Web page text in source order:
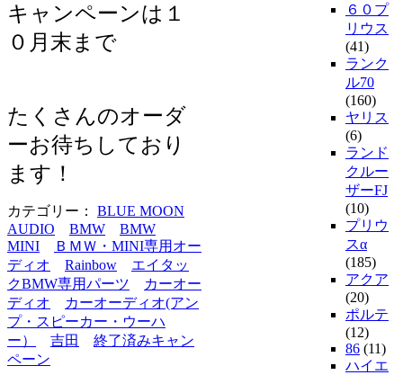
キャンペーンは１
０月末まで
たくさんのオーダ
ーお待ちしており
ます！
カテゴリー：
BLUE MOON
AUDIO
BMW
BMW
MINI
ＢＭＷ・MINI専用オー
ディオ
Rainbow
エイタッ
クBMW専用パーツ
カーオー
ディオ
カーオーディオ(アン
プ・スピーカー・ウーハ
ー）
吉田
終了済みキャン
ペーン
６０プ
リウス
(41)
ランク
ル70
(160)
ヤリス
(6)
ランド
クルー
ザーFJ
(10)
プリウ
スα
(185)
アクア
(20)
ポルテ
(12)
86 (11)
ハイエ